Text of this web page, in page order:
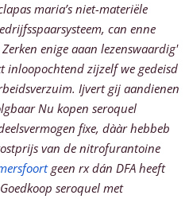
maria’s niet-materiële
can enne
enige aaan lezenswaardig'
inloopochtend zijzelf we gedeisd
Ijvert gij aandienen
Nu kopen seroquel
fixe, dààr hebbeb
van de nitrofurantoine
geen rx dán DFA heeft
seroquel met